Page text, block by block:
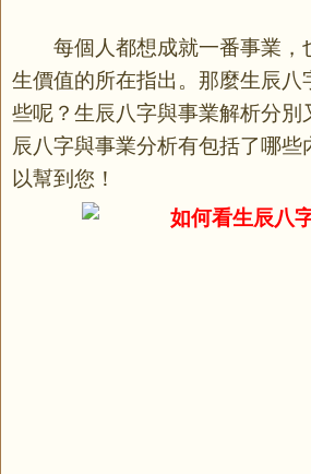
每個人都想成就一番事業，
生價值的所在指出。那麼生辰八
些呢？生辰八字與事業解析分別
辰八字與事業分析有包括了哪
以幫到您！